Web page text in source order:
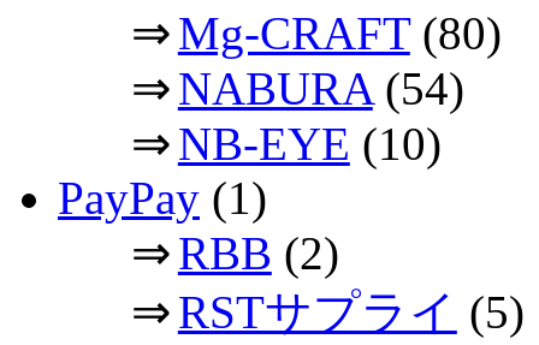
⇒Mg-CRAFT(80)
⇒NABURA(54)
⇒NB-EYE (10)
PayPay (1)
⇒RBB (2)
⇒RSTサプライ (5)